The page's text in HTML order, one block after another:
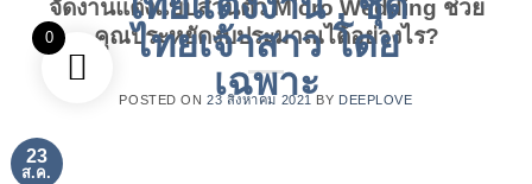
จัดงานแต่งแบบส่วนตัว Micro Wedding ช่วย
คุณประหยัดงบประมาณได้อย่างไร?
POSTED ON23 สิงหาคม 2021 BY DEEPLOVE
23
ส.ค.
0